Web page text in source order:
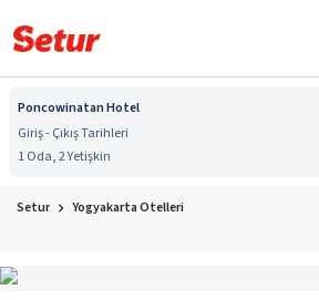
Poncowinatan Hotel
Giriş - Çıkış Tarihleri
1 Oda, 2 Yetişkin
Setur Yogyakarta Otelleri